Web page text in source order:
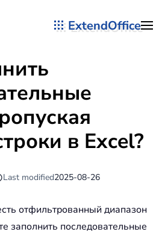
ExtendOffice
в Excel?
Last modified2025-08-26
отфильтрованный диапазон
заполнить последовательные